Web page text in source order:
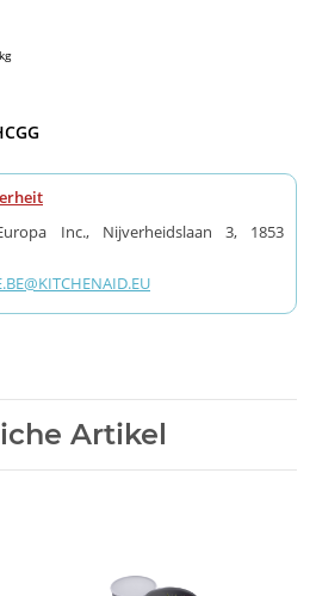
Inc., Nijverheidslaan 3, 1853
Artikel